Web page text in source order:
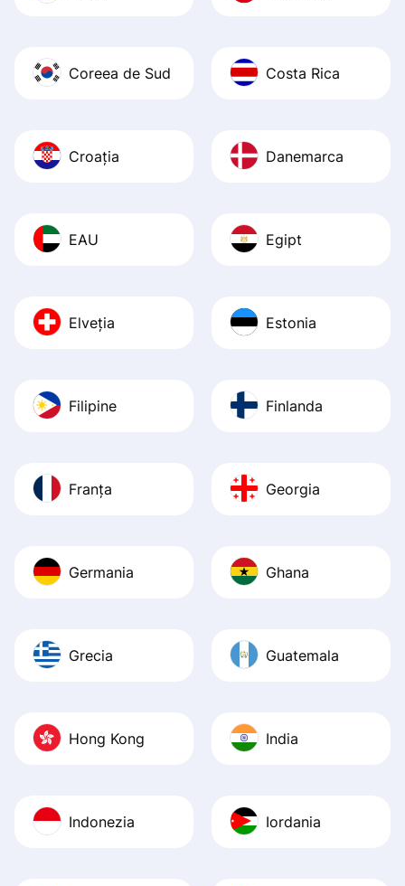
Coreea de Sud Costa Rica
Croația Danemarca
EAU Egipt
Elveția Estonia
Filipine Finlanda
Franța Georgia
Germania Ghana
Grecia Guatemala
Hong Kong India
Indonezia Iordania